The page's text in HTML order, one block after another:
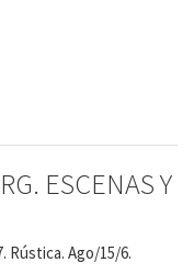
ESCENAS Y
Rústica. Ago/15/6.